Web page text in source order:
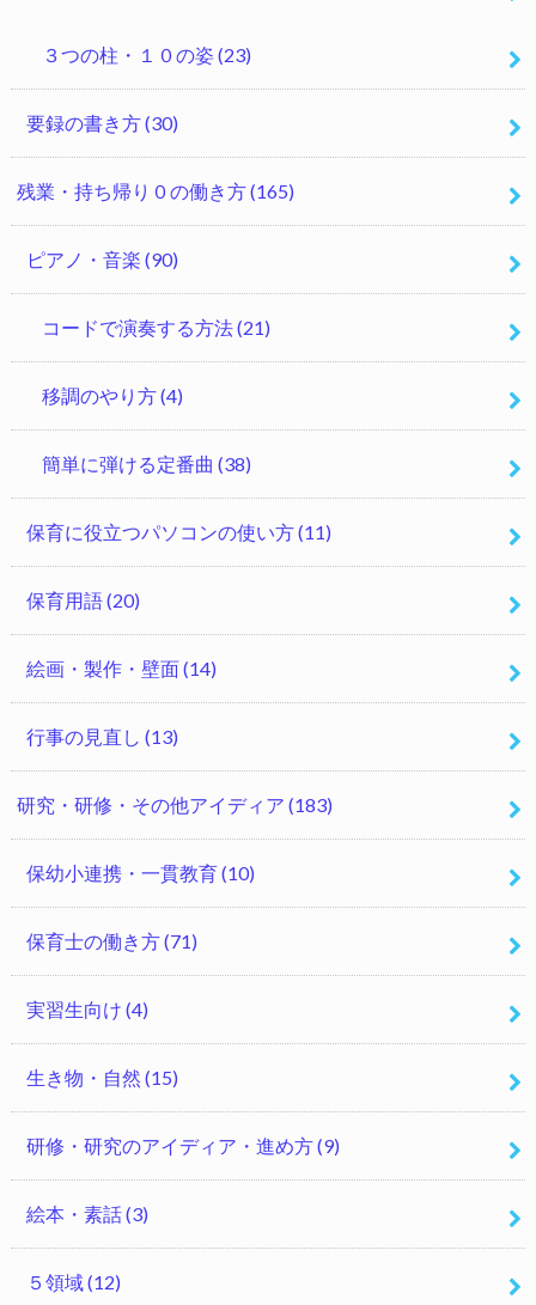
３つの柱・１０の姿(23)
要録の書き方(30)
残業・持ち帰り０の働き方(165)
ピアノ・音楽 (90)
コードで演奏する方法(21)
移調のやり方(4)
簡単に弾ける定番曲 (38)
保育に役立つパソコンの使い方(11)
保育用語(20)
絵画・製作・壁面(14)
行事の見直し (13)
研究・研修・その他アイディア (183)
保幼小連携・一貫教育(10)
保育士の働き方(71)
実習生向け (4)
生き物・自然 (15)
研修・研究のアイディア・進め方(9)
絵本・素話(3)
５領域 (12)